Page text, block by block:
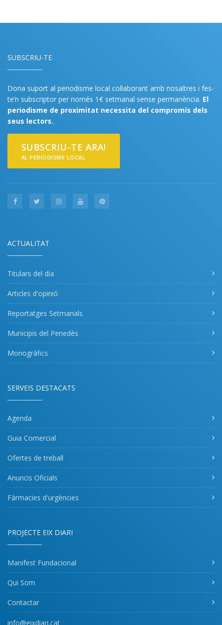
SUBSCRIU-TE
Dona suport al periodisme local col·laborant amb nosaltres i fes-
te’n subscriptor per només 1€ setmanal sense permanència. El
periodisme de proximitat necessita del compromís dels
seus lectors.
SUBSCRIU-TE ARA!
AL PERIODISME LOCAL
ACTUALITAT
Titulars del dia
Articles d'opinió
Reportatges Setmanals
Municipis del Penedès
Monogràfics
SERVEIS DESTACATS
Agenda
Guia Comercial
Ofertes de treball
Anuncis Oficials
Fàrmacies d'urgències
PROJECTE EIX DIARI
Manifest Fundacional
Qui Som
Contactar
info@eixdiari.cat